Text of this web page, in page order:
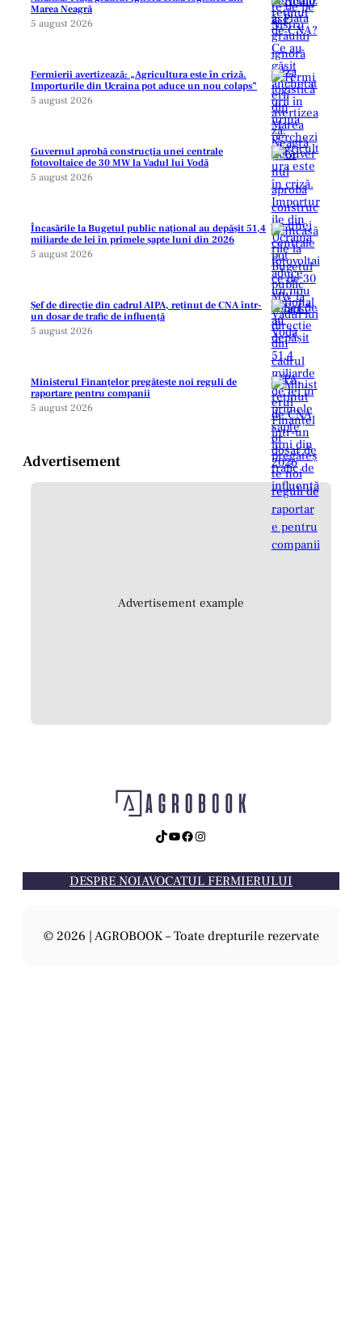
Marea Neagră
5 august 2026
Fermierii avertizează: „Agricultura este în criză.
Importurile din Ucraina pot aduce un nou colaps”
5 august 2026
Guvernul aprobă construcția unei centrale
fotovoltaice de 30 MW la Vadul lui Vodă
5 august 2026
Încasările la Bugetul public național au depășit 51,4
miliarde de lei în primele șapte luni din 2026
5 august 2026
Șef de direcție din cadrul AIPA, reținut de CNA într-
un dosar de trafic de influență
5 august 2026
Ministerul Finanțelor pregătește noi reguli de
raportare pentru companii
5 august 2026
Advertisement
Advertisement example
TikTok YouTube Facebook Instagram
DESPRE NOIAVOCATUL FERMIERULUI
© 2026 | AGROBOOK – Toate drepturile rezervate